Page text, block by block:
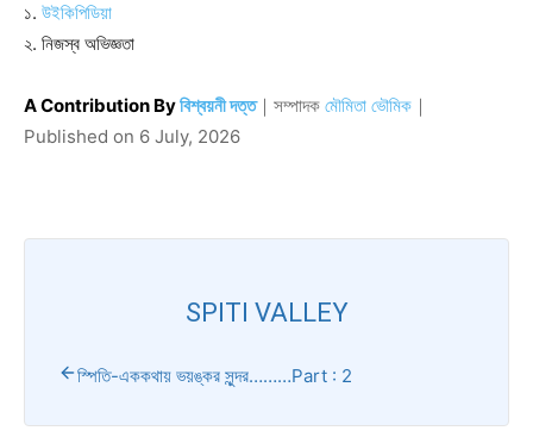
১. উইকিপিডিয়া
২. নিজস্ব অভিজ্ঞতা
A Contribution Byবিশ্বয়নী দত্ত｜ সম্পাদক মৌমিতা ভৌমিক ｜
Published on 6 July, 2026
SPITI VALLEY
স্পিতি-এককথায় ভয়ঙ্কর সুন্দর………Part : 2